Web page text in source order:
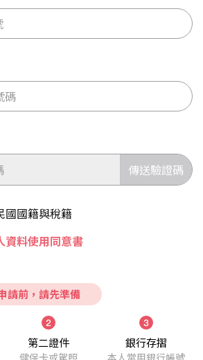
傳送驗證碼
國國籍與稅籍
資料使用同意書
請前，請先準備
第二證件
健保卡或駕照
銀行存摺
本人常用銀行帳號